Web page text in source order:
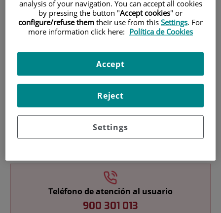
Investigación
Docencia
Teléfono de atención al usuario
900 301 013
analysis of your navigation. You can accept all cookies
by pressing the button "Accept cookies" or
configure/refuse them their use from this Settings. For
more information click here: Política de Cookies
Settings
Reject
Accept